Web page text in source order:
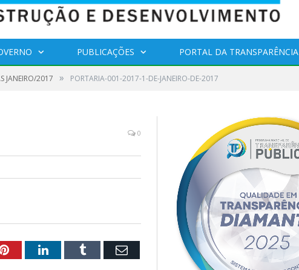
PUBLICAÇÕES PORTAL DA TRANSPARÊNCIA
JANEIRO/2017 » PORTARIA-001-2017-1-DE-JANEIRO-DE-2017
0
PinterestLinkedInTumblr Email